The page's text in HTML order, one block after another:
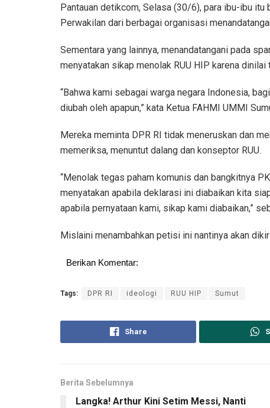
Pantauan detikcom, Selasa (30/6), para ibu-ibu itu
Perwakilan dari berbagai organisasi
Sementara yang lainnya, menandatangani pada
menyatakan sikap menolak RUU HIP karena
“Bahwa kami sebagai warga negara Indonesia,
diubah oleh apapun,” kata Ketua FAHMI UMMI
Mereka meminta DPR RI tidak meneruskan dan
memeriksa, menuntut dalang dan konseptor RUU.
“Menolak tegas paham komunis dan bangkitnya
menyatakan apabila deklarasi ini diabaikan kita
apabila pernyataan kami, sikap kami diabaikan,”
Mislaini menambahkan petisi ini nantinya akan
Berikan Komentar:
Tags: DPR RI ideologi RUU HIP Sumut
Share
Berita Sebelumnya
Langka! Arthur Kini Setim Messi, Nanti